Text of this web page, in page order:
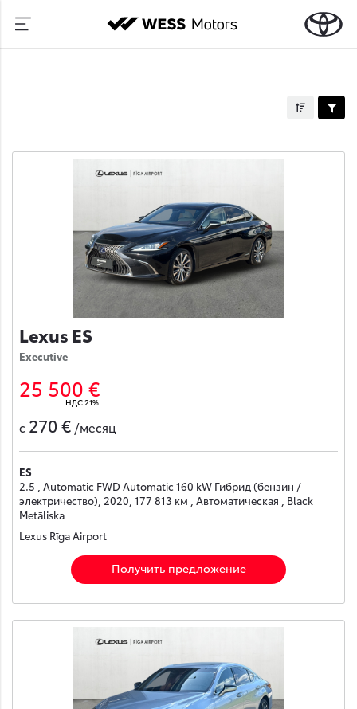
Lexus ES
Executive
25 500 €
НДС 21%
с 270 € /месяц
ES
2.5 , Automatic FWD Automatic 160 kW Гибрид (бензин /
электричество), 2020, 177 813 км , Автоматическая , Black
Metāliska
Lexus Rīga Airport
Получить предложение